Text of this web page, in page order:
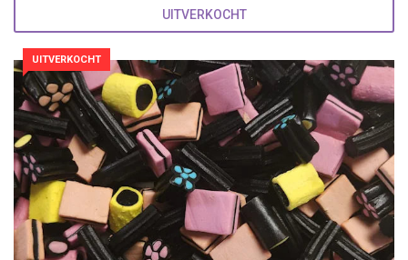
UITVERKOCHT
UITVERKOCHT